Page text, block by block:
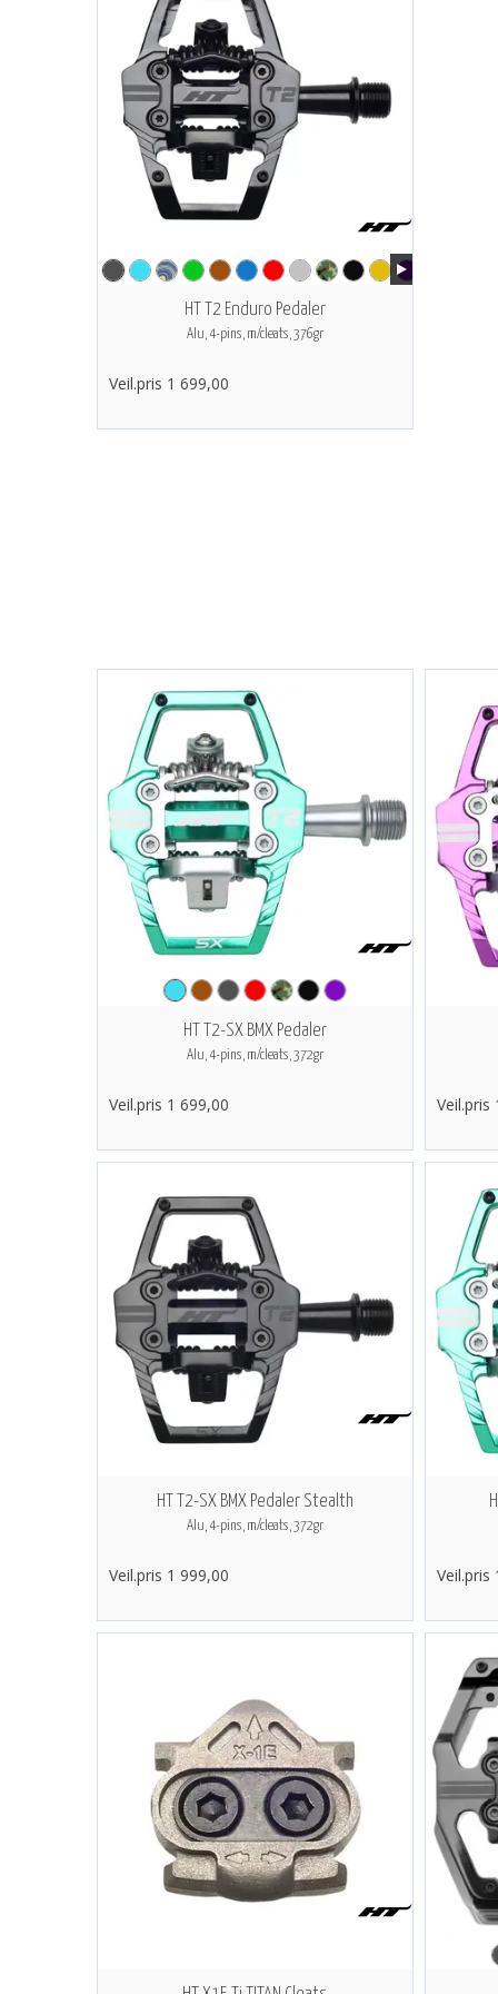
HT T2 Enduro Pedaler
Alu, 4-pins, m/cleats, 376gr
Veil.pris 1 699,00
HT T2-SX BMX Pedaler
Alu, 4-pins, m/cleats, 372gr
Veil.pris 1 699,00 Veil.pris
HT T2-SX BMX Pedaler Stealth
Alu, 4-pins, m/cleats, 372gr
Veil.pris 1 999,00 Veil.pris